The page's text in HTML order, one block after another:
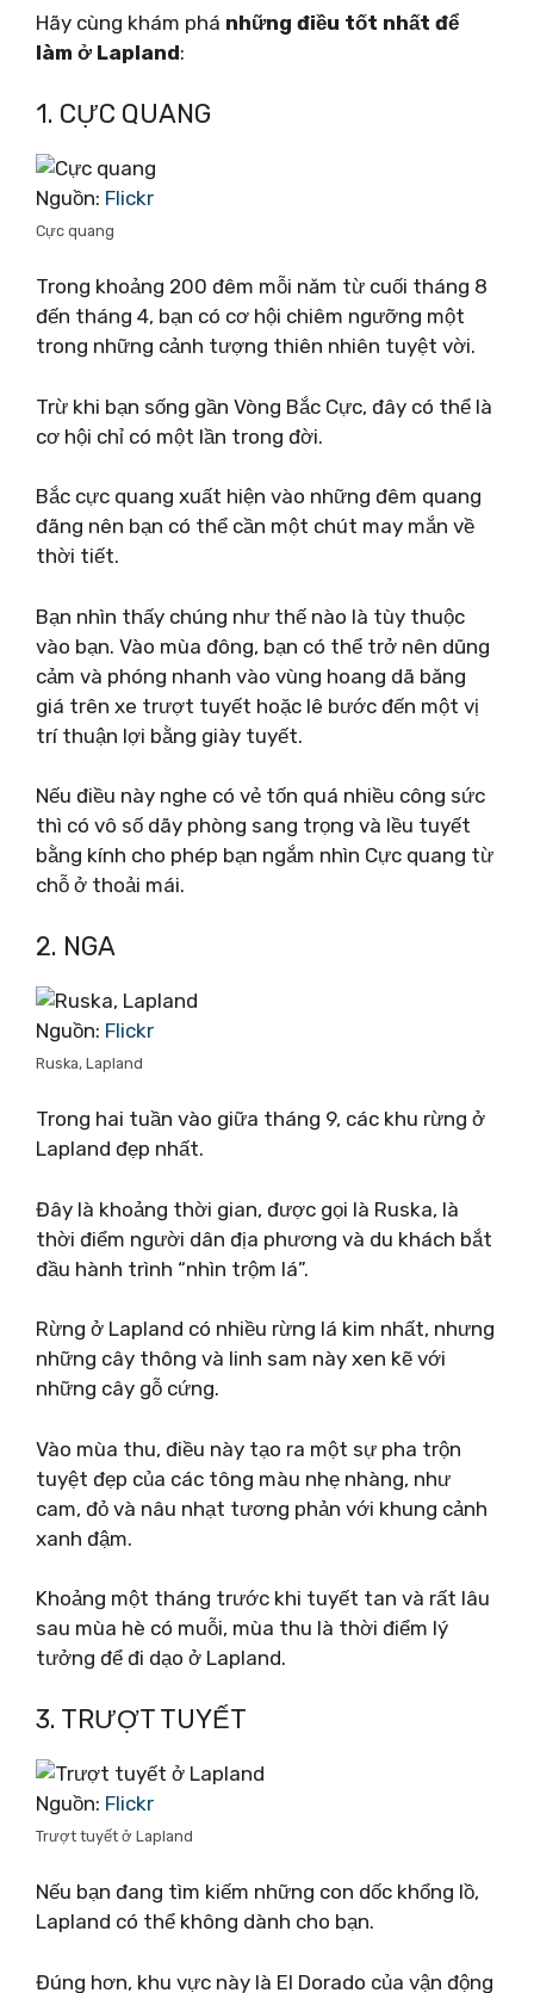
Hãy cùng khám phá những điều tốt nhất để
làm ở Lapland:
1. CỰC QUANG
Nguồn: Flickr
Cực quang
Trong khoảng 200 đêm mỗi năm từ cuối tháng 8
đến tháng 4, bạn có cơ hội chiêm ngưỡng một
trong những cảnh tượng thiên nhiên tuyệt vời.
Trừ khi bạn sống gần Vòng Bắc Cực, đây có thể là
cơ hội chỉ có một lần trong đời.
Bắc cực quang xuất hiện vào những đêm quang
đãng nên bạn có thể cần một chút may mắn về
thời tiết.
Bạn nhìn thấy chúng như thế nào là tùy thuộc
vào bạn. Vào mùa đông, bạn có thể trở nên dũng
cảm và phóng nhanh vào vùng hoang dã băng
giá trên xe trượt tuyết hoặc lê bước đến một vị
trí thuận lợi bằng giày tuyết.
Nếu điều này nghe có vẻ tốn quá nhiều công sức
thì có vô số dãy phòng sang trọng và lều tuyết
bằng kính cho phép bạn ngắm nhìn Cực quang từ
chỗ ở thoải mái.
2. NGA
Nguồn: Flickr
Ruska, Lapland
Trong hai tuần vào giữa tháng 9, các khu rừng ở
Lapland đẹp nhất.
Đây là khoảng thời gian, được gọi là Ruska, là
thời điểm người dân địa phương và du khách bắt
đầu hành trình “nhìn trộm lá”.
Rừng ở Lapland có nhiều rừng lá kim nhất, nhưng
những cây thông và linh sam này xen kẽ với
những cây gỗ cứng.
Vào mùa thu, điều này tạo ra một sự pha trộn
tuyệt đẹp của các tông màu nhẹ nhàng, như
cam, đỏ và nâu nhạt tương phản với khung cảnh
xanh đậm.
Khoảng một tháng trước khi tuyết tan và rất lâu
sau mùa hè có muỗi, mùa thu là thời điểm lý
tưởng để đi dạo ở Lapland.
3. TRƯỢT TUYẾT
Nguồn: Flickr
Trượt tuyết ở Lapland
Nếu bạn đang tìm kiếm những con dốc khổng lồ,
Lapland có thể không dành cho bạn.
Đúng hơn, khu vực này là El Dorado của vận động